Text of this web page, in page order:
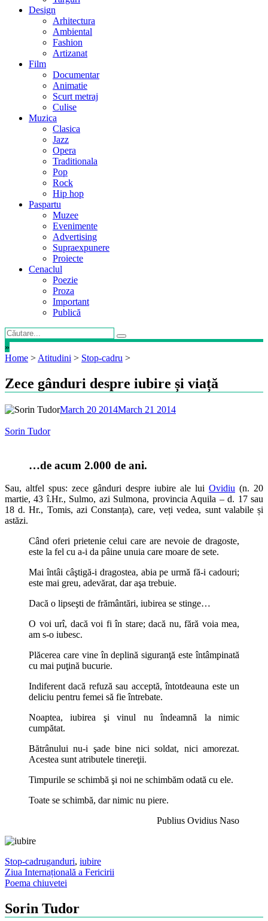
Design
Arhitectura
Ambiental
Fashion
Artizanat
Film
Documentar
Animatie
Scurt metraj
Culise
Muzica
Clasica
Jazz
Opera
Traditionala
Pop
Rock
Hip hop
Paspartu
Muzee
Evenimente
Advertising
Supraexpunere
Proiecte
Cenaclul
Poezie
Proza
Important
Publică
»
Home > Atitudini > Stop-cadru >
Zece gânduri despre iubire și viață
March 20 2014March 21 2014
Sorin Tudor
…de acum 2.000 de ani.
Sau, altfel spus: zece gânduri despre iubire ale lui Ovidiu (n. 20
martie, 43 î.Hr., Sulmo, azi Sulmona, provincia Aquila – d. 17 sau
18 d. Hr., Tomis, azi Constanța), care, veți vedea, sunt valabile și
astăzi.
Când oferi prietenie celui care are nevoie de dragoste,
este la fel cu a-i da pâine unuia care moare de sete.
Mai întâi câştigă-i dragostea, abia pe urmă fă-i cadouri;
este mai greu, adevărat, dar aşa trebuie.
Dacă o lipseşti de frământări, iubirea se stinge…
O voi urî, dacă voi fi în stare; dacă nu, fără voia mea,
am s-o iubesc.
Plăcerea care vine în deplină siguranţă este întâmpinată
cu mai puţină bucurie.
Indiferent dacă refuză sau acceptă, întotdeauna este un
deliciu pentru femei să fie întrebate.
Noaptea, iubirea şi vinul nu îndeamnă la nimic
cumpătat.
Bătrânului nu-i şade bine nici soldat, nici amorezat.
Acestea sunt atributele tinereţii.
Timpurile se schimbă şi noi ne schimbăm odată cu ele.
Toate se schimbă, dar nimic nu piere.
Publius Ovidius Naso
Stop-cadruganduri, iubire
Post
navigation
Ziua Internațională a Fericirii
Poema chiuvetei
Sorin Tudor